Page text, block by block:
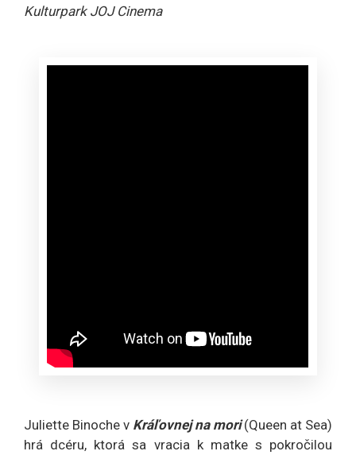
Kulturpark JOJ Cinema
Juliette Binoche v Kráľovnej na mori(Queen at Sea)
hrá dcéru, ktorá sa vracia k matke s pokročilou